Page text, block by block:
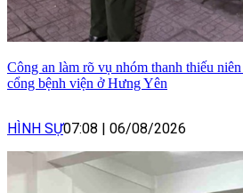
Công an làm rõ vụ nhóm thanh thiếu
cổng bệnh viện ở Hưng Yên
HÌNH SỰ07:08 06/08/2026